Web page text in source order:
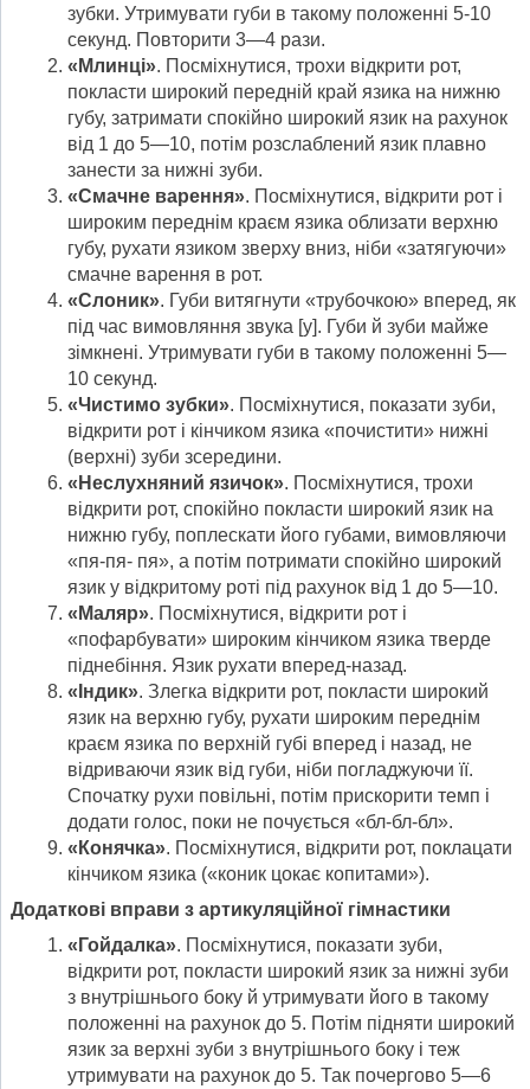
зубки. Утримувати губи в та­кому положенні 5-10
секунд. Повторити 3—4 рази.
«Млинці». Посміхнутися, трохи відкрити рот,
покласти широкий передній край язика на нижню
губу, затримати спокійно широкий язик на рахунок
від 1 до 5—10, потім розслаблений язик плавно
занести за нижні зуби.
«Смачне варення». Посміхнутися, відкрити рот і
широким переднім краєм язи­ка облизати верхню
губу, рухати язиком зверху вниз, ніби «затягуючи»
смачне варення в рот.
«Слоник». Губи витягнути «трубочкою» вперед, як
під час вимовляння зву­ка [у]. Губи й зуби майже
зімкнені. Утримувати губи в такому положенні 5—
10 секунд.
«Чистимо зубки». Посміхнутися, показати зуби,
відкрити рот і кінчиком язика «почистити» нижні
(верхні) зуби зсередини.
«Неслухняний язичок». Посміхнутися, трохи
відкрити рот, спокійно покласти широкий язик на
нижню губу, поплескати його губами, вимовляючи
«пя-пя- пя», а потім потримати спокійно широкий
язик у відкритому роті під рахунок від 1 до 5—10.
«Маляр». Посміхнутися, відкрити рот і
«пофарбувати» широким кінчиком язи­ка тверде
піднебіння. Язик рухати вперед-назад.
«Індик». Злегка відкрити рот, покласти широкий
язик на верхню губу, рухати широким переднім
краєм язика по верхній губі вперед і назад, не
відриваючи язик від губи, ніби погладжуючи її.
Спочатку рухи повільні, потім прискорити темп і
додати голос, поки не почується «бл-бл-бл».
«Конячка». Посміхнутися, відкрити рот, поклацати
кінчиком язика («коник цокає копитами»).
Додаткові вправи з артикуляційної гімнастики
«Гойдалка». Посміхнутися, показати зуби,
відкрити рот, покласти широкий язик за нижні зуби
з внутрішнього боку й утримувати його в такому
положен­ні на рахунок до 5. Потім підняти широкий
язик за верхні зуби з внутрішнього боку і теж
утримувати на рахунок до 5. Так почергово 5—6